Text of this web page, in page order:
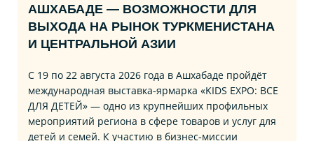
АШХАБАДЕ — ВОЗМОЖНОСТИ ДЛЯ
ВЫХОДА НА РЫНОК ТУРКМЕНИСТАНА
И ЦЕНТРАЛЬНОЙ АЗИИ
С 19 по 22 августа 2026 года в Ашхабаде пройдёт
международная выставка‑ярмарка «KIDS EXPO: ВСЕ
ДЛЯ ДЕТЕЙ» — одно из крупнейших профильных
мероприятий региона в сфере товаров и услуг для
детей и семей. К участию в бизнес‑миссии